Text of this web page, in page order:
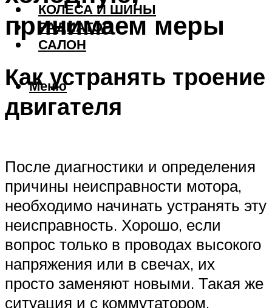
КОЛЕСА И ШИНЫ
РАДИАТОР
САЛОН
Меню
принимаем меры
Как устранять троение
двигателя
После диагностики и определения
причины неисправности мотора,
необходимо начинать устранять эту
неисправность. Хорошо, если
вопрос только в проводах высокого
напряжения или в свечах, их
просто заменяют новыми. Такая же
ситуация и с коммутатором,